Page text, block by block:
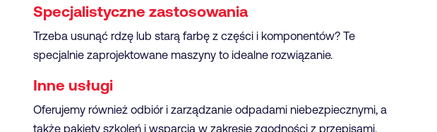
Specjalistyczne zastosowania
Trzeba usunąć rdzę lub starą farbę z części i komponentów? Te
specjalnie zaprojektowane maszyny to idealne rozwiązanie.
Inne usługi
Oferujemy również odbiór i zarządzanie odpadami niebezpiecznymi, a
także pakiety szkoleń i wsparcia w zakresie zgodności z przepisami.